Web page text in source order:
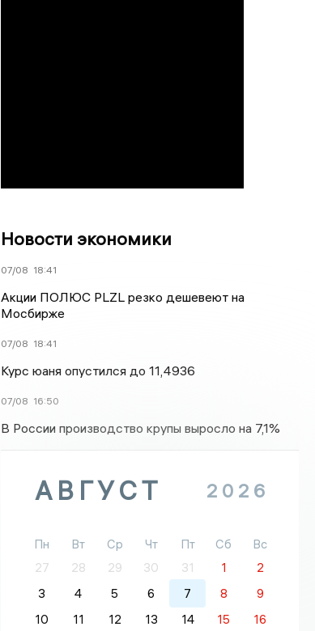
Новости экономики
07/08 18:41
Акции ПОЛЮС PLZL резко дешевеют на
Мосбирже
07/08 18:41
Курс юаня опустился до 11,4936
07/08 16:50
В России производство крупы выросло на 7,1%
АВГУСТ 2026
Пн Вт Ср Чт Пт Сб
Вс
27
28 29 30 31 1
2
3
4 5 6 7 8
9
10
11 12 13 14 15
16